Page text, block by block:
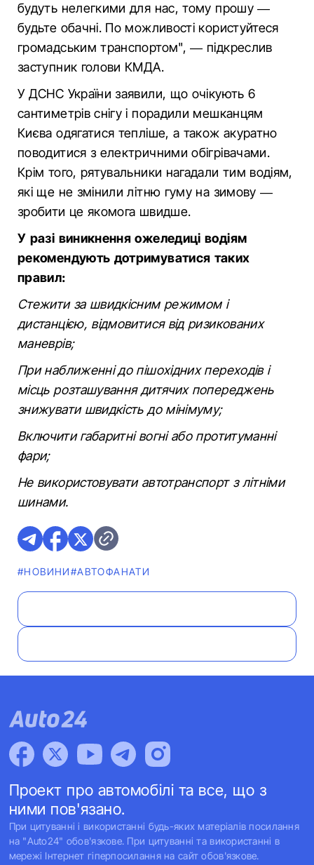
будуть нелегкими для нас, тому прошу —
будьте обачні. По можливості користуйтеся
громадським транспортом", — підкреслив
заступник голови КМДА.
У ДСНС України заявили, що очікують 6
сантиметрів снігу і порадили мешканцям
Києва одягатися тепліше, а також акуратно
поводитися з електричними обігрівачами.
Крім того, рятувальники нагадали тим водіям,
які ще не змінили літню гуму на зимову —
зробити це якомога швидше.
У разі виникнення ожеледиці водіям
рекомендують дотримуватися таких
правил:
Стежити за швидкісним режимом і
дистанцією, відмовитися від ризикованих
маневрів;
При наближенні до пішохідних переходів і
місць розташування дитячих попереджень
знижувати швидкість до мінімуму;
Включити габаритні вогні або протитуманні
фари;
Не використовувати автотранспорт з літніми
шинами.
#НОВИНИ#АВТОФАНАТИ
Проект про автомобілі та все, що з
ними пов'язано.
При цитуванні і використанні будь-яких матеріалів посилання
на "Auto24" обов'язкове. При цитуванні та використанні в
мережі Інтернет гіперпосилання на сайт обов'язкове.